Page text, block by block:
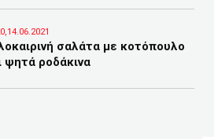
σαλάτα με κοτόπουλο
ψητά ροδάκινα